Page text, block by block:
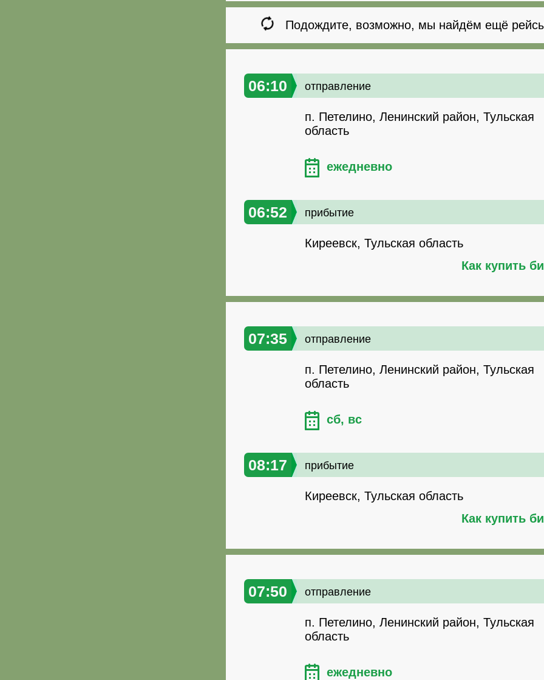
Подождите, возможно, мы найдём ещё
06:10 отправление
п. Петелино, Ленинский район, Тульская
область
ежедневно
06:52 прибытие
Киреевск, Тульская область
Как купить
07:35 отправление
п. Петелино, Ленинский район, Тульская
область
сб, вс
08:17 прибытие
Киреевск, Тульская область
Как купить
07:50 отправление
п. Петелино, Ленинский район, Тульская
область
ежедневно